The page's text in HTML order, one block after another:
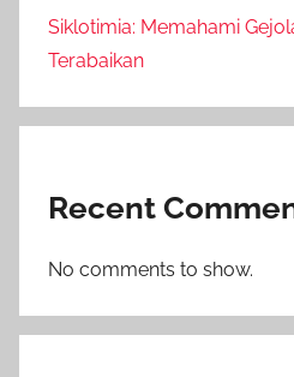
Siklotimia: Memahami
Terabaikan
Recent
No comments to show.